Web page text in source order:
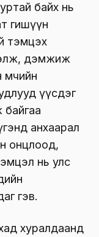
байх нь
гишүүн
тэмцэх
дэмжиж
үүсдэг
байгаа
анхаарал
онцлоод,
нь улс
гэв.
хуралдаанд